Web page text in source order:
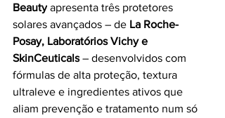
Beauty apresenta três protetores
solares avançados – de La Roche-
Posay, Laboratórios Vichy e
SkinCeuticals – desenvolvidos com
fórmulas de alta proteção, textura
ultraleve e ingredientes ativos que
aliam prevenção e tratamento num só